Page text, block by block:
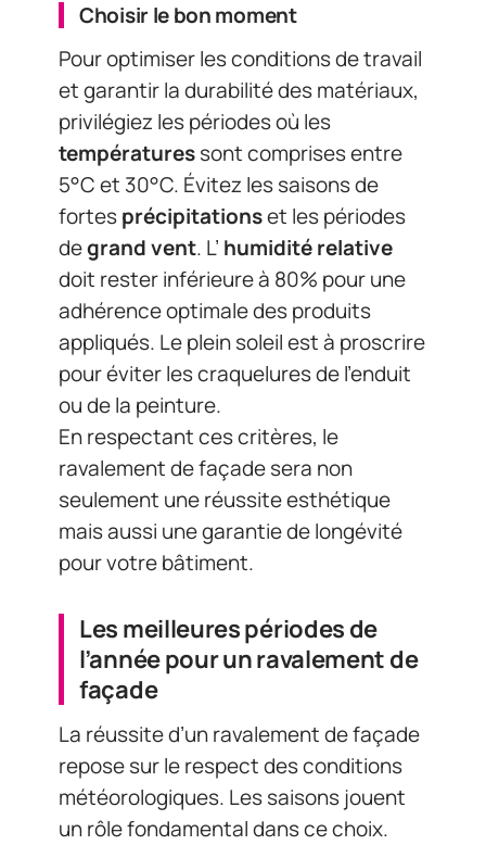
Choisir le bon moment
Pour optimiser les conditions de travail
et garantir la durabilité des matériaux,
privilégiez les périodes où les
températuressont comprises entre
5°C et 30°C. Évitez les saisons de
fortesprécipitationset les périodes
degrand vent. L’ humidité relative
doit rester inférieure à 80% pour une
adhérence optimale des produits
appliqués. Le plein soleil est à proscrire
pour éviter les craquelures de l’enduit
ou de la peinture.
En respectant ces critères, le
ravalement de façade sera non
seulement une réussite esthétique
mais aussi une garantie de longévité
pour votre bâtiment.
Les meilleures périodes de
l’année pour un ravalement de
façade
La réussite d’un ravalement de façade
repose sur le respect des conditions
météorologiques. Les saisons jouent
un rôle fondamental dans ce choix.